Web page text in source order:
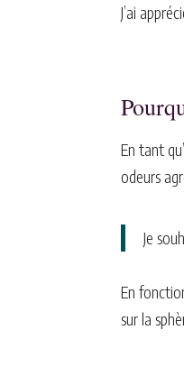
J’ai
En tant
odeurs
Je
En
sur la